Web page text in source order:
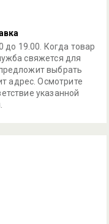
до 19.00. Когда товар
свяжется для
выбрать
адрес. Осмотрите
указанной